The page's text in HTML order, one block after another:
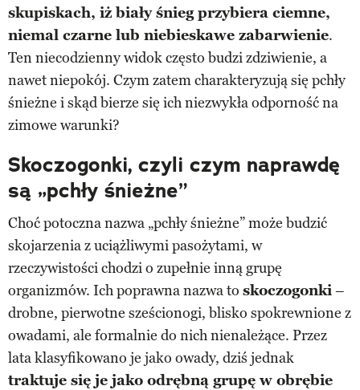
skupiskach, iż biały śnieg przybiera ciemne,
niemal czarne lub niebieskawe zabarwienie.
Ten niecodzienny widok często budzi zdziwienie, a
nawet niepokój. Czym zatem charakteryzują się pchły
śnieżne i skąd bierze się ich niezwykła odporność na
zimowe warunki?
Skoczogonki, czyli czym naprawdę
są „pchły śnieżne”
Choć potoczna nazwa „pchły śnieżne” może budzić
skojarzenia z uciążliwymi pasożytami, w
rzeczywistości chodzi o zupełnie inną grupę
organizmów. Ich poprawna nazwa to skoczogonki–
drobne, pierwotne sześcionogi, blisko spokrewnione z
owadami, ale formalnie do nich nienależące. Przez
lata klasyfikowano je jako owady, dziś jednak
traktuje się je jako odrębną grupę w obrębie